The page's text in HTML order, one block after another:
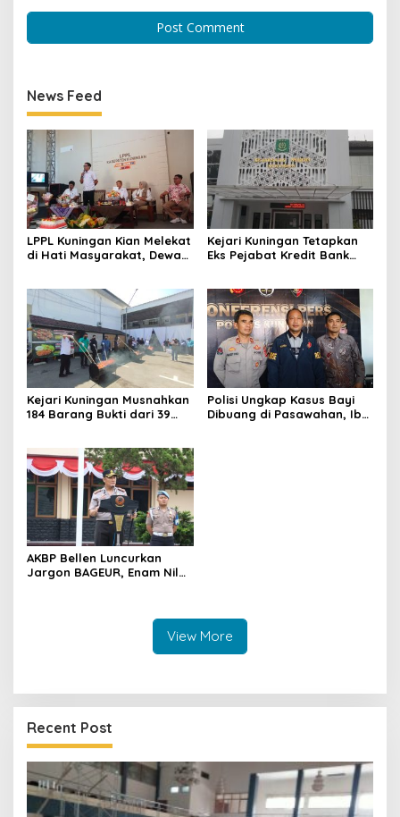
News Feed
LPPL Kuningan Kian Melekat
di Hati Masyarakat, Dewas
Kejari Kuningan Tetapkan
Eks Pejabat Kredit Bank
Rp529 Juta
Kejari Kuningan Musnahkan
184 Barang Bukti dari 39
Digunakan Lagi
Polisi Ungkap Kasus Bayi
Dibuang di Pasawahan, Ibu
AKBP Bellen Luncurkan
Jargon BAGEUR, Enam Nilai
View More
Recent Post